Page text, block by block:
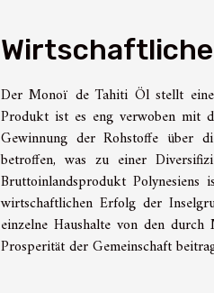
Der Monoï de Tahiti Öl stellt eine
Produkt ist es eng verwoben mit
Gewinnung der Rohstoffe über
betroffen, was zu einer
Bruttoinlandsprodukt
wirtschaftlichen Erfolg der
einzelne Haushalte von den
Prosperität der Gemeinschaft